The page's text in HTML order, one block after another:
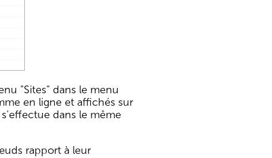
"Sites" dans le menu
en ligne et affichés sur
dans le même
rapport à leur